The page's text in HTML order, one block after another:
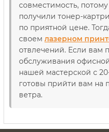
совместимость, потому
получили тонер-
по приятной цене.
своем лазерном
отвлечений. Если вам
обслуживания
нашей мастерской с
готовы прийти вам на
ветра.